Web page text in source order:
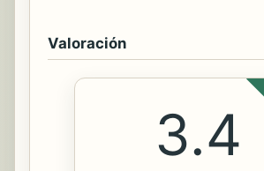
Valoración
3.4